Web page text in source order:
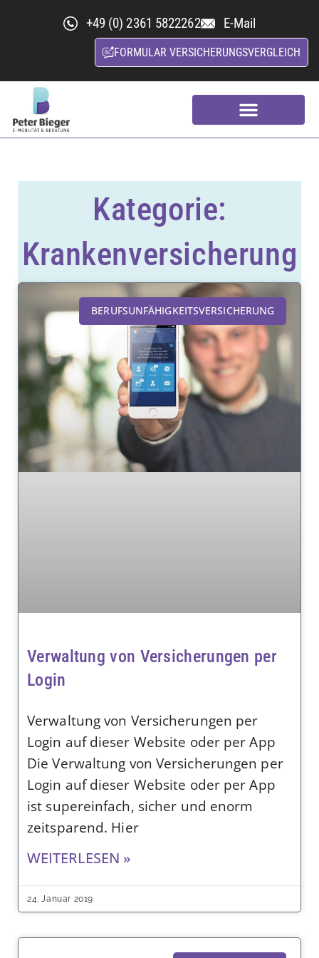
+49 (0) 2361 5822262 E-Mail
FORMULAR VERSICHERUNGSVERGLEICH
Kategorie:
Krankenversicherung
BERUFSUNFÄHIGKEITSVERSICHERUNG
Verwaltung von Versicherungen per
Login
Verwaltung von Versicherungen per
Login auf dieser Website oder per App
Die Verwaltung von Versicherungen per
Login auf dieser Website oder per App
ist supereinfach, sicher und enorm
zeitsparend. Hier
WEITERLESEN »
24. Januar 2019